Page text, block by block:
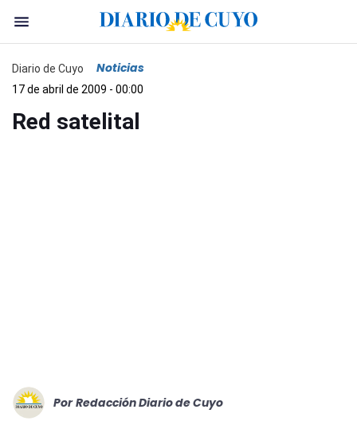
Diario de Cuyo Noticias
17 de abril de 2009 - 00:00
Red satelital
Por Redacción Diario de Cuyo